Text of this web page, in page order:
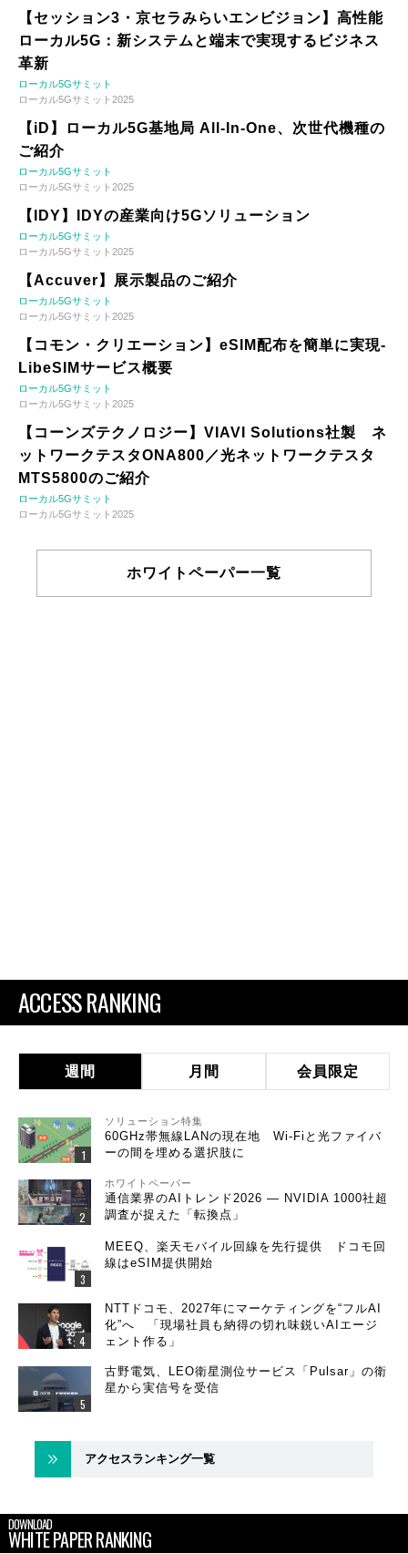
【セッション3・京セラみらいエンビジョン】高性能
ローカル5G：新システムと端末で実現するビジネス
革新
ローカル5Gサミット
ローカル5Gサミット2025
【iD】ローカル5G基地局 All-In-One、次世代機種の
ご紹介
ローカル5Gサミット
ローカル5Gサミット2025
【IDY】IDYの産業向け5Gソリューション
ローカル5Gサミット
ローカル5Gサミット2025
【Accuver】展示製品のご紹介
ローカル5Gサミット
ローカル5Gサミット2025
【コモン・クリエーション】eSIM配布を簡単に実現-
LibeSIMサービス概要
ローカル5Gサミット
ローカル5Gサミット2025
【コーンズテクノロジー】VIAVI Solutions社製 ネ
ットワークテスタONA800／光ネットワークテスタ
MTS5800のご紹介
ローカル5Gサミット
ローカル5Gサミット2025
ホワイトペーパー一覧
ACCESS RANKING
週間 月間 会員限定
ソリューション特集
60GHz帯無線LANの現在地 Wi-Fiと光ファイバ
ーの間を埋める選択肢に
ホワイトペーパー
通信業界のAIトレンド2026 ― NVIDIA 1000社超
調査が捉えた「転換点」
MEEQ、楽天モバイル回線を先行提供 ドコモ回
線はeSIM提供開始
NTTドコモ、2027年にマーケティングを“フルAI
化”へ 「現場社員も納得の切れ味鋭いAIエージ
ェント作る」
古野電気、LEO衛星測位サービス「Pulsar」の衛
星から実信号を受信
アクセスランキング一覧
DOWNLOAD
WHITE PAPER RANKING